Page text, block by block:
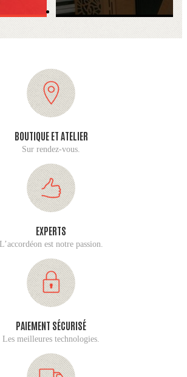
BOUTIQUE ET ATELIER
Sur rendez-vous.
EXPERTS
L’accordéon est notre passion.
PAIEMENT SÉCURISÉ
Les meilleures technologies.